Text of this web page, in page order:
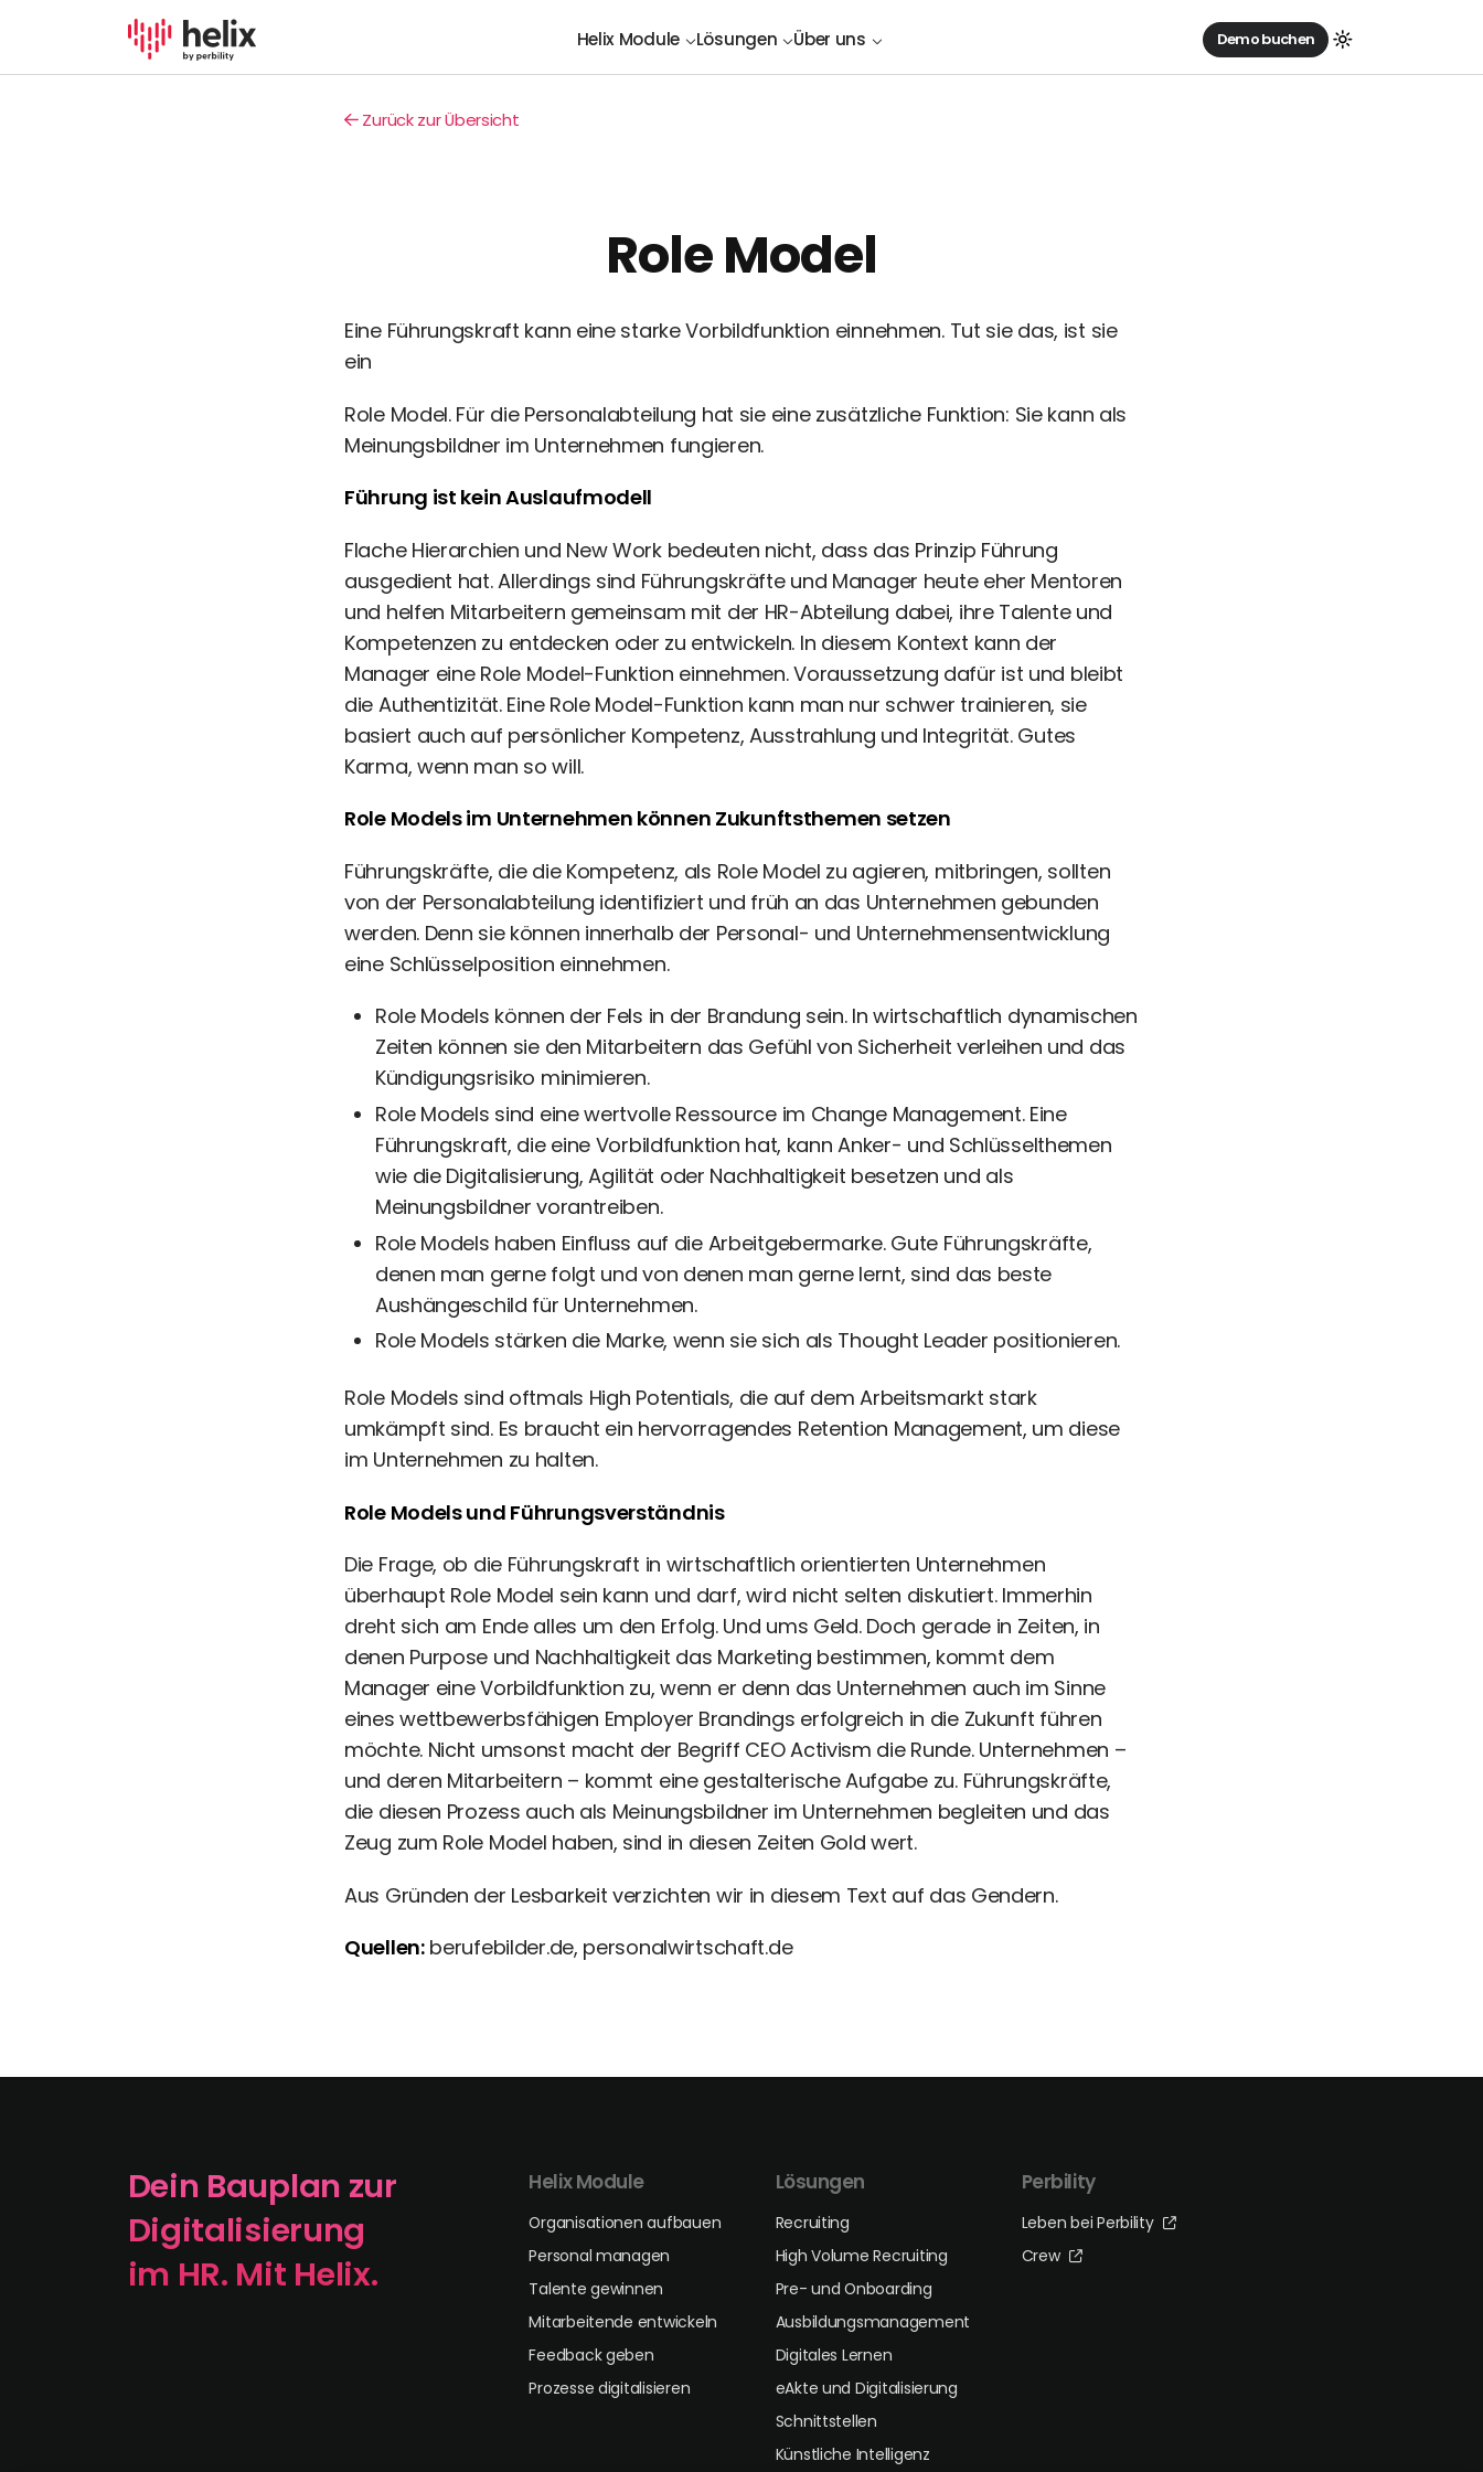
Demo buchen
Helix Module Lösungen Über uns
Zurück zur Übersicht
Role Model
Eine Führungskraft kann eine starke Vorbildfunktion einnehmen. Tut sie das, ist sie
ein
Role Model. Für die Personalabteilung hat sie eine zusätzliche Funktion: Sie kann als
Meinungsbildner im Unternehmen fungieren.
Führung ist kein Auslaufmodell
Flache Hierarchien und New Work bedeuten nicht, dass das Prinzip Führung
ausgedient hat. Allerdings sind Führungskräfte und Manager heute eher Mentoren
und helfen Mitarbeitern gemeinsam mit der HR-Abteilung dabei, ihre Talente und
Kompetenzen zu entdecken oder zu entwickeln. In diesem Kontext kann der
Manager eine Role Model-Funktion einnehmen. Voraussetzung dafür ist und bleibt
die Authentizität. Eine Role Model-Funktion kann man nur schwer trainieren, sie
basiert auch auf persönlicher Kompetenz, Ausstrahlung und Integrität. Gutes
Karma, wenn man so will.
Role Models im Unternehmen können Zukunftsthemen setzen
Führungskräfte, die die Kompetenz, als Role Model zu agieren, mitbringen, sollten
von der Personalabteilung identifiziert und früh an das Unternehmen gebunden
werden. Denn sie können innerhalb der Personal- und Unternehmensentwicklung
eine Schlüsselposition einnehmen.
Role Models können der Fels in der Brandung sein. In wirtschaftlich dynamischen
Zeiten können sie den Mitarbeitern das Gefühl von Sicherheit verleihen und das
Kündigungsrisiko minimieren.
Role Models sind eine wertvolle Ressource im Change Management. Eine
Führungskraft, die eine Vorbildfunktion hat, kann Anker- und Schlüsselthemen
wie die Digitalisierung, Agilität oder Nachhaltigkeit besetzen und als
Meinungsbildner vorantreiben.
Role Models haben Einfluss auf die Arbeitgebermarke. Gute Führungskräfte,
denen man gerne folgt und von denen man gerne lernt, sind das beste
Aushängeschild für Unternehmen.
Role Models stärken die Marke, wenn sie sich als Thought Leader positionieren.
Role Models sind oftmals High Potentials, die auf dem Arbeitsmarkt stark
umkämpft sind. Es braucht ein hervorragendes Retention Management, um diese
im Unternehmen zu halten.
Role Models und Führungsverständnis
Die Frage, ob die Führungskraft in wirtschaftlich orientierten Unternehmen
überhaupt Role Model sein kann und darf, wird nicht selten diskutiert. Immerhin
dreht sich am Ende alles um den Erfolg. Und ums Geld. Doch gerade in Zeiten, in
denen Purpose und Nachhaltigkeit das Marketing bestimmen, kommt dem
Manager eine Vorbildfunktion zu, wenn er denn das Unternehmen auch im Sinne
eines wettbewerbsfähigen Employer Brandings erfolgreich in die Zukunft führen
möchte. Nicht umsonst macht der Begriff CEO Activism die Runde. Unternehmen –
und deren Mitarbeitern – kommt eine gestalterische Aufgabe zu. Führungskräfte,
die diesen Prozess auch als Meinungsbildner im Unternehmen begleiten und das
Zeug zum Role Model haben, sind in diesen Zeiten Gold wert.
Aus Gründen der Lesbarkeit verzichten wir in diesem Text auf das Gendern.
Quellen:berufebilder.de, personalwirtschaft.de
Dein Bauplan zur
Digitalisierung
im HR. Mit Helix.
Helix Module
Organisationen aufbauen
Personal managen
Talente gewinnen
Mitarbeitende entwickeln
Feedback geben
Prozesse digitalisieren
Lösungen
Recruiting
High Volume Recruiting
Pre- und Onboarding
Ausbildungsmanagement
Digitales Lernen
eAkte und Digitalisierung
Schnittstellen
Künstliche Intelligenz
Perbility
Leben bei Perbility
Crew